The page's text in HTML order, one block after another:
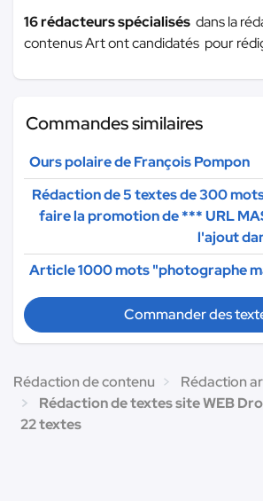
16 rédacteurs spécialisés dans la
contenus Art ont candidatés pour
Commandes similaires
Ours polaire de François Pompon
Rédaction de 5 textes de 300
faire la promotion de*** URL
l'ajout
Article 1000 mots "photographe
Commander des
Rédaction de contenu
Rédaction
Rédaction de textes site WEB
22 textes